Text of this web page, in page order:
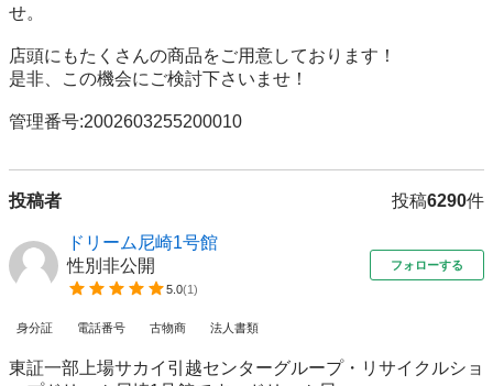
せ。
店頭にもたくさんの商品をご用意しております！
是非、この機会にご検討下さいませ！
管理番号:2002603255200010
投稿者 投稿6290件
ドリーム尼崎1号館
性別非公開
5.0(1)
フォローする
身分証 電話番号 古物商 法人書類
東証一部上場サカイ引越センターグループ・リサイクルショ